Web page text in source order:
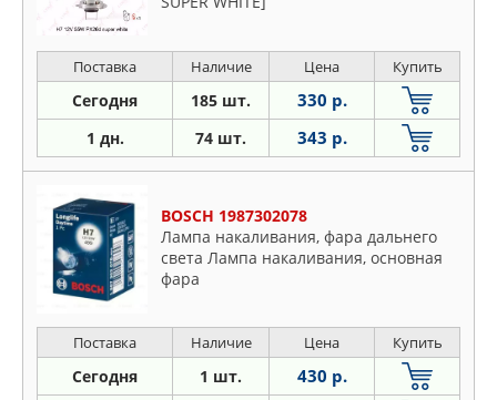
Поставка Наличие Цена Купить
Сегодня 185 шт. 330 р.
1 дн. 74 шт. 343 р.
BOSCH 1987302078
Лампа накаливания, фара дальнего
света Лампа накаливания, основная
фара
Поставка Наличие Цена Купить
Сегодня 1 шт. 430 р.